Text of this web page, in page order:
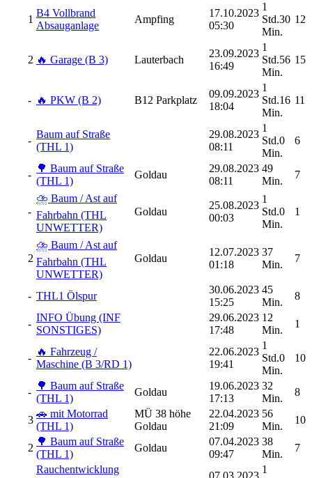
1
B4 Vollbrand
Absauganlage
Ampfing
17.10.2023
05:30
1
Std.30
Min.
12
2 🔥 Garage (B 3) Lauterbach
23.09.2023
16:49
1
Std.56
Min.
15
- 🔥 PKW (B 2) B12 Parkplatz
09.09.2023
18:04
1
Std.16
Min.
11
-
Baum auf Straße
(THL 1)
29.08.2023
08:11
1
Std.0
Min.
6
-
🌳 Baum auf Straße
(THL 1)
Goldau
29.08.2023
08:11
49
Min.
7
-
⛈️ Baum / Ast auf
Fahrbahn (THL
UNWETTER)
Goldau
25.08.2023
00:03
1
Std.0
Min.
1
2
⛈️ Baum / Ast auf
Fahrbahn (THL
UNWETTER)
Goldau
12.07.2023
01:18
37
Min.
7
- THL1 Ölspur
30.06.2023
15:25
45
Min.
8
-
INFO Übung (INF
SONSTIGES)
29.06.2023
17:48
12
Min.
1
-
🔥 Fahrzeug /
Maschine (B 3/RD 1)
22.06.2023
19:41
1
Std.0
Min.
10
-
🌳 Baum auf Straße
(THL 1)
Goldau
19.06.2023
17:13
32
Min.
8
3
🚗 mit Motorrad
(THL 1)
MÜ 38 höhe
Goldau
22.04.2023
21:09
56
Min.
10
2
🌳 Baum auf Straße
(THL 1)
Goldau
07.04.2023
09:47
38
Min.
7
Rauchentwicklung
1